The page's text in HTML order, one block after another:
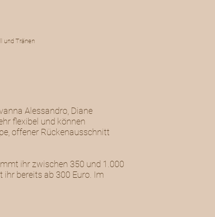
und Tränen
Alessandro, Diane
flexibel und können
offener Rückenausschnitt
ihr zwischen 350 und 1.000
bereits ab 300 Euro. Im